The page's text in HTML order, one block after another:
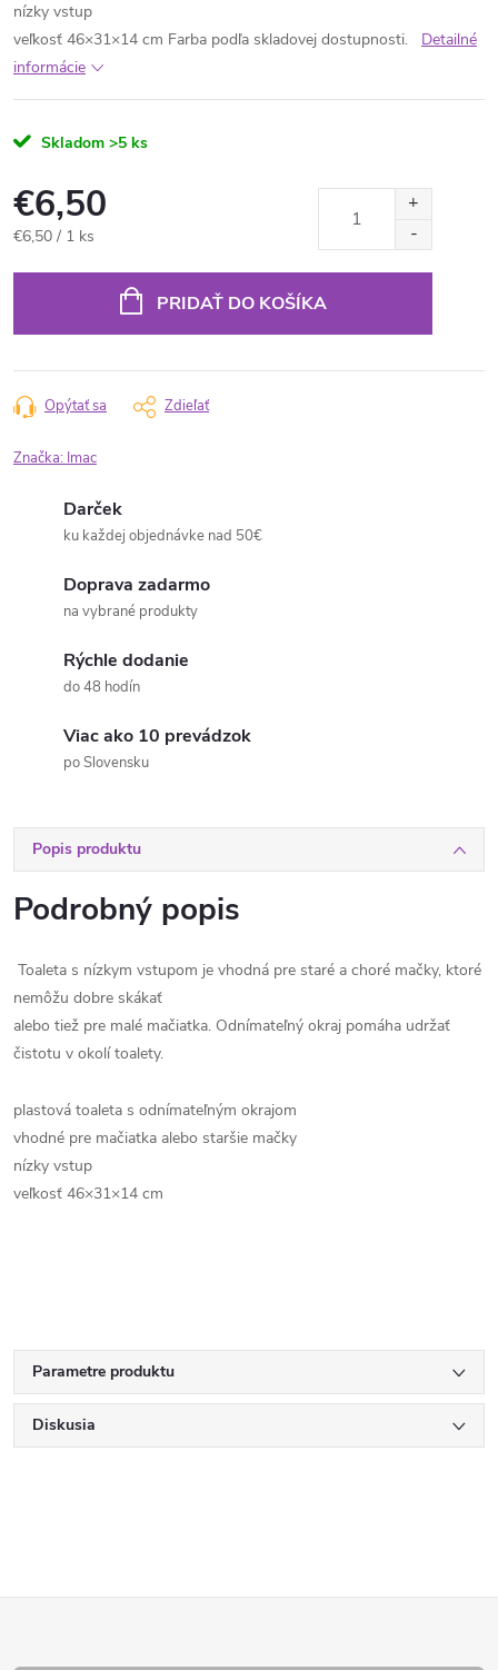
nízky vstup
veľkosť 46×31×14 cm Farba podľa skladovej dostupnosti.
Detailné
informácie
Skladom >5 ks
€6,50
Jednotková
€6,50 / 1 ks
PRIDAŤ DO KOŠÍKA
Opýtať sa Zdieľať
Značka: Imac
Darček
ku každej objednávke nad 50€
Doprava zadarmo
na vybrané produkty
Rýchle dodanie
do 48 hodín
Viac ako 10 prevádzok
po Slovensku
Popis produktu
Podrobný popis
Toaleta s nízkym vstupom je vhodná pre staré a choré mačky, ktoré
nemôžu dobre skákať
alebo tiež pre malé mačiatka. Odnímateľný okraj pomáha udržať
čistotu v okolí toalety.
plastová toaleta s odnímateľným okrajom
vhodné pre mačiatka alebo staršie mačky
nízky vstup
veľkosť 46×31×14 cm
Parametre produktu
Diskusia